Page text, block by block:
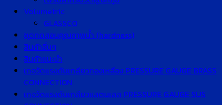
Volumetric
GLASSCO
ชุดทดสอบคุณภาพน้ำ (hardness)
สินค้าอื่นๆ
สินค้าแนะนำ
เกจวัดแรงดันเกลียวทองเหลือง PRESSURE GAUGE BRASS
CONNECTION
เกจวัดแรงดันเกลียวแสตนเลส PRESSURE GAUGE SUS